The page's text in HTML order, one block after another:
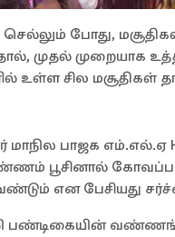
போது,
முதல் முறையாக
உள்ள சில மசூதிகள்
பாஜக எம்.எல்.ஏ
பூசினால்
என பேசியது